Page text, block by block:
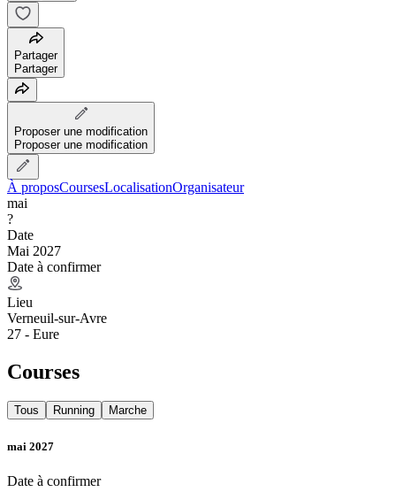
Partager
Partager
Proposer une modification
Proposer une modification
À proposCoursesLocalisationOrganisateur
mai
?
Date
Mai 2027
Date à confirmer
Lieu
Verneuil-sur-Avre
27 - Eure
Courses
Tous Running Marche
mai 2027
Date à confirmer